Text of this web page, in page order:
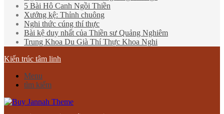
5 Bài Hô Canh Ngồi Thiền
Xướng kệ: Thỉnh chuông
Nghi thức cúng thí thực
Bài kệ duy nhất của Thiền sư Quảng Nghiêm
Trung Khoa Du Già Thí Thực Khoa Nghi
Kiến trúc tâm linh
Menu
tìm kiếm